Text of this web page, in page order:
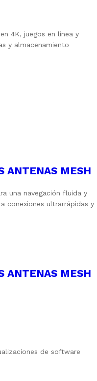
4K, juegos en línea y
y almacenamiento
ANTENAS MESH
una navegación fluida y
conexiones ultrarrápidas y
ANTENAS MESH
de software